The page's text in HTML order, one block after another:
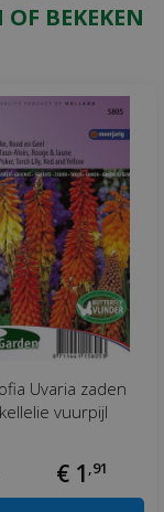
BEKEKEN
Uvaria zaden
vuurpijl
€ 1 ,91